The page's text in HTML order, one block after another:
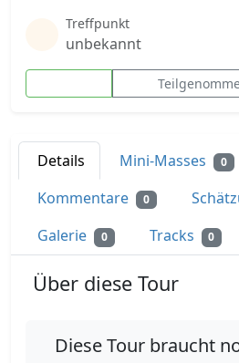
Treffpunkt
unbekannt
Details Mini-Masses 0
Kommentare 0
Galerie 0 Tracks 0
Über diese Tour
Diese Tour braucht